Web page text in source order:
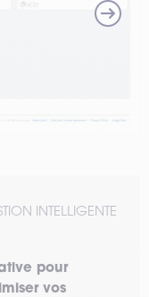
INTELLIGENTE
pour
vos